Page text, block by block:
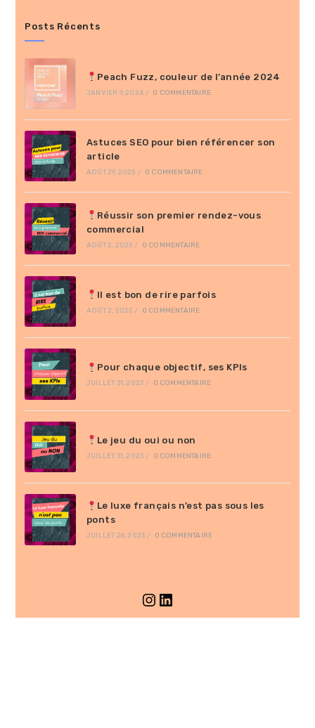
Posts Récents
Peach Fuzz, couleur de l’année 2024
JANVIER 9, 2024 / 0 COMMENTAIRE
Astuces SEO pour bien référencer son
article
AOÛT 29, 2023 / 0 COMMENTAIRE
Réussir son premier rendez-vous
commercial
AOÛT 2, 2023 / 0 COMMENTAIRE
Il est bon de rire parfois
AOÛT 2, 2023 / 0 COMMENTAIRE
Pour chaque objectif, ses KPIs
JUILLET 31, 2023 / 0 COMMENTAIRE
Le jeu du oui ou non
JUILLET 31, 2023 / 0 COMMENTAIRE
Le luxe français n’est pas sous les
ponts
JUILLET 26, 2023 / 0 COMMENTAIRE